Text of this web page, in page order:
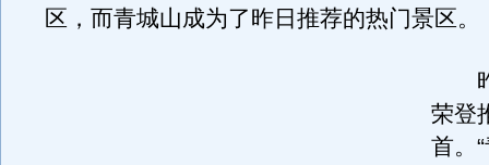
区，而青城山成为了昨日推荐的热门景区。
昨
荣登
首。